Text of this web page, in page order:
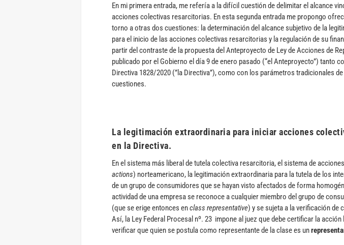
En mi primera entrada, me refería a la difícil cuestión de delimitar el alcance
acciones colectivas resarcitorias. En esta segunda entrada me propongo
torno a otras dos cuestiones: la determinación del alcance subjetivo de la
para el inicio de las acciones colectivas resarcitorias y la regulación de su
partir del contraste de la propuesta del Anteproyecto de Ley de Acciones de
publicado por el Gobierno el día 9 de enero pasado (“el Anteproyecto”) tanto
Directiva 1828/2020 (”la Directiva”), como con los parámetros tradicionales
cuestiones.
La legitimación extraordinaria para iniciar acciones
en la Directiva.
En el sistema más liberal de tutela colectiva resarcitoria, el sistema de
actions) norteamericano, la legitimación extraordinaria para la tutela de los
de un grupo de consumidores que se hayan visto afectados de forma
actividad de una empresa se reconoce a cualquier miembro del grupo de
(que se erige entonces enclass representative) y se sujeta a la verificación de
Así, la Ley Federal Procesal nº. 23 impone al juez que debe certificar la acción
verificar que quien se postula como representante de la clase es un